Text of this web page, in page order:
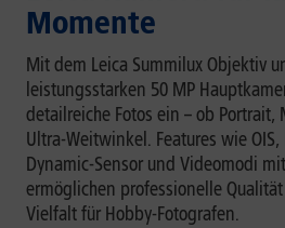
Momente
Mit dem Leica Summilux Objektiv
leistungsstarken 50 MP
detailreiche Fotos ein – ob
Ultra-Weitwinkel. Features wie
Dynamic-Sensor und Videomodi
ermöglichen professionelle
Vielfalt für Hobby-Fotografen.